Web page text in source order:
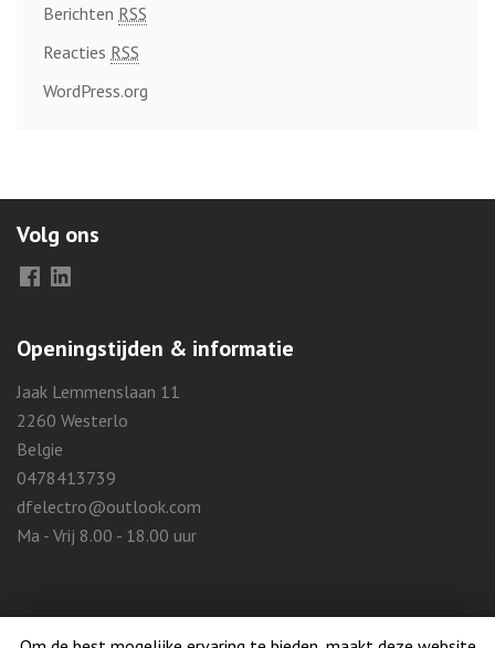
Berichten RSS
Reacties RSS
WordPress.org
Volg ons
FacebookLinkedIn
Openingstijden & informatie
Jaak Lemmenslaan 11
2260 Westerlo
Belgie
0478413739
dfelectro@outlook.com
Ma - Vrij 8.00 - 18.00 uur